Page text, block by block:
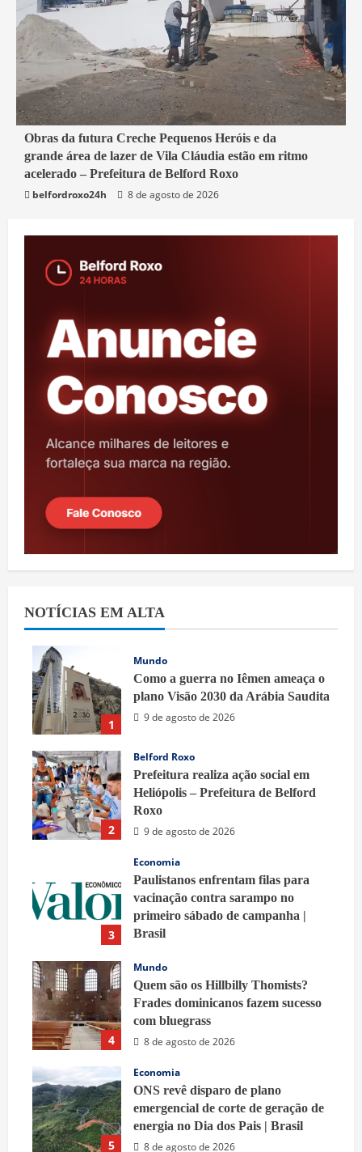
2 min read
Belford Roxo
Obras da futura Creche Pequenos Heróis e da
grande área de lazer de Vila Cláudia estão em ritmo
acelerado – Prefeitura de Belford Roxo
belfordroxo24h
8 de agosto de 2026
NOTÍCIAS EM ALTA
1
Mundo
Como a guerra no Iêmen ameaça o
plano Visão 2030 da Arábia Saudita
9 de agosto de 2026
2
Belford Roxo
Prefeitura realiza ação social em
Heliópolis – Prefeitura de Belford
Roxo
9 de agosto de 2026
3
Economia
Paulistanos enfrentam filas para
vacinação contra sarampo no
primeiro sábado de campanha |
Brasil
4
Mundo
Quem são os Hillbilly Thomists?
Frades dominicanos fazem sucesso
com bluegrass
8 de agosto de 2026
5
Economia
ONS revê disparo de plano
emergencial de corte de geração de
energia no Dia dos Pais | Brasil
8 de agosto de 2026